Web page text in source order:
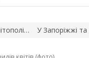
У Запоріжжі та